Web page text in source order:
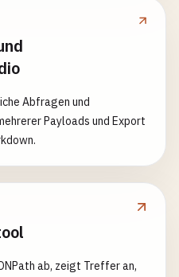
Abfragen und
Payloads und Export
ab, zeigt Treffer an,